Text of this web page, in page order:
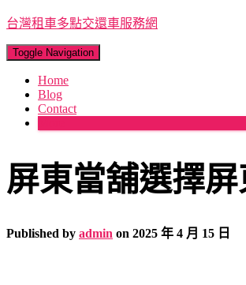
台灣租車多點交還車服務網
Toggle Navigation
Home
Blog
Contact
屏東當舖選擇
Published by admin on 2025 年 4 月 15 日